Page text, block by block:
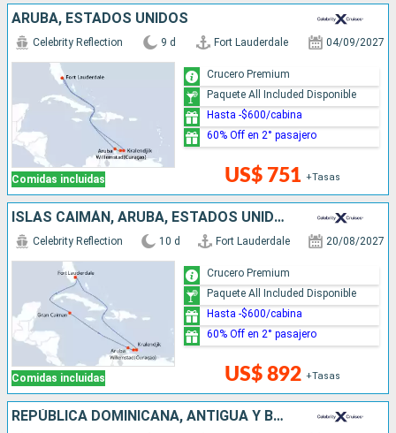
ARUBA, ESTADOS UNIDOS
Comidas incluidas
Celebrity Reflection 9 d Fort Lauderdale 04/09/2027
US$ 751 +Tasas
Crucero Premium
Paquete All Included Disponible
Hasta -$600/cabina
60% Off en 2° pasajero
ISLAS CAIMÁN, ARUBA, ESTADOS UNIDOS
Comidas incluidas
Celebrity Reflection 10 d Fort Lauderdale 20/08/2027
US$ 892 +Tasas
Crucero Premium
Paquete All Included Disponible
Hasta -$600/cabina
60% Off en 2° pasajero
REPÚBLICA DOMINICANA, ANTIGUA Y BARBUDA, ESTADOS UNIDOS